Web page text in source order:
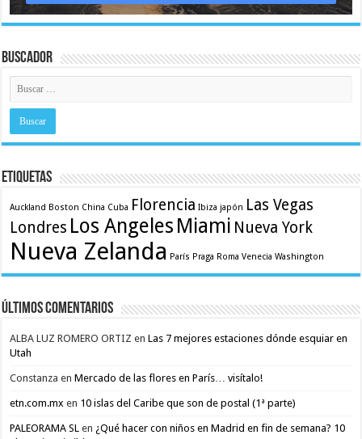
Buscador
Etiquetas
Auckland Boston China Cuba Florencia Ibiza japón Las Vegas
Londres Los Angeles Miami Nueva York
Nueva Zelanda París Praga Roma Venecia Washington
Últimos comentarios
ALBA LUZ ROMERO ORTIZ enLas 7 mejores estaciones dónde esquiar en
Utah
Constanza enMercado de las flores en París… visítalo!
etn.com.mx en 10 islas del Caribe que son de postal (1ª parte)
PALEORAMA SL en ¿Qué hacer con niños en Madrid en fin de semana? 10